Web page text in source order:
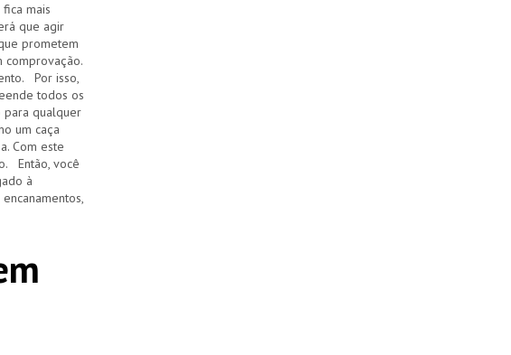
mais
que agir
prometem
comprovação.
Por isso,
todos os
para qualquer
um caça
Com este
Então, você
à